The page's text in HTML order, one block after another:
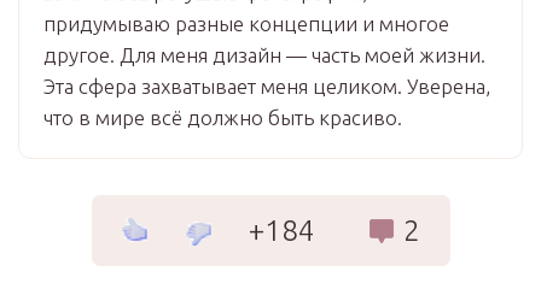
придумываю разные концепции и многое
другое. Для меня дизайн — часть моей жизни.
Эта сфера захватывает меня целиком. Уверена,
что в мире всё должно быть красиво.
+184 2